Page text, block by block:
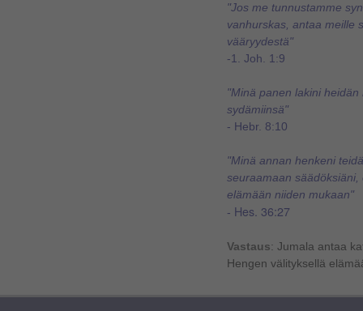
"Jos me tunnustamme
vanhurskas, antaa meille
vääryydestä"
-1. Joh. 1:9
"Minä panen lakini
sydämiinsä"
- Hebr. 8:10
"Minä annan henkeni
seuraamaan
elämään niiden mukaan"
- Hes. 36:27
Vastaus: Jumala antaa
Hengen välityksellä